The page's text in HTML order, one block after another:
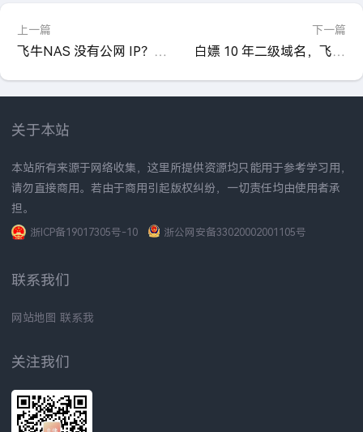
上一篇
飞牛NAS 没有公网 IP？使用它让 NAS 访问、文件远程像在局域网
下一篇
白嫖 10 年二级域名，飞牛 NAS、建站都能用
关于本站
本站所有来源于网络收集，这里所提供资源均只能用于参考学习用，
请勿直接商用。若由于商用引起版权纠纷，一切责任均由使用者承
担。
浙ICP备19017305号-10 浙公网安备33020002001105号
联系我们
网站地图 联系我
关注我们